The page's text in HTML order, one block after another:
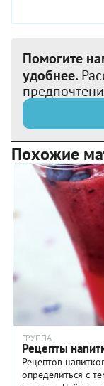
Помогите
удобнее.
Похожие
ГРУППА
Рецепты
Рецептов
определиться с